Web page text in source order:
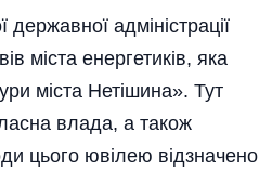
адміністрації
міста енергетиків, яка
міста Нетішина». Тут
влада, а також
цього ювілею відзначено